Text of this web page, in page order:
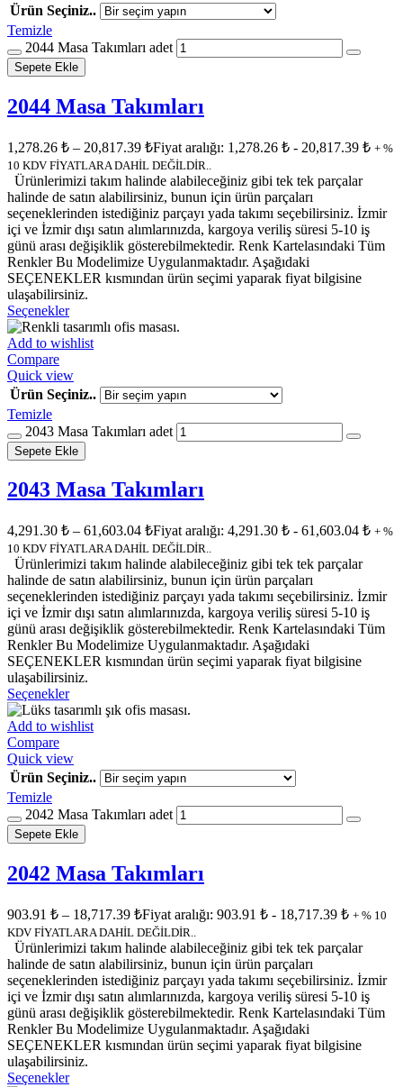
Ürün Seçiniz..
Temizle
2044 Masa Takımları adet
Sepete Ekle
2044 Masa Takımları
1,278.26 ₺ – 20,817.39 ₺Fiyat aralığı: 1,278.26 ₺ - 20,817.39 ₺ + %
10 KDV FİYATLARA DAHİL DEĞİLDİR..
Ürünlerimizi takım halinde alabileceğiniz gibi tek tek parçalar
halinde de satın alabilirsiniz, bunun için ürün parçaları
seçeneklerinden istediğiniz parçayı yada takımı seçebilirsiniz. İzmir
içi ve İzmir dışı satın alımlarınızda, kargoya veriliş süresi 5-10 iş
günü arası değişiklik gösterebilmektedir. Renk Kartelasındaki Tüm
Renkler Bu Modelimize Uygulanmaktadır. Aşağıdaki
SEÇENEKLER kısmından ürün seçimi yaparak fiyat bilgisine
ulaşabilirsiniz.
Seçenekler
Add to wishlist
Compare
Quick view
Ürün Seçiniz..
Temizle
2043 Masa Takımları adet
Sepete Ekle
2043 Masa Takımları
4,291.30 ₺ – 61,603.04 ₺Fiyat aralığı: 4,291.30 ₺ - 61,603.04 ₺ + %
10 KDV FİYATLARA DAHİL DEĞİLDİR..
Ürünlerimizi takım halinde alabileceğiniz gibi tek tek parçalar
halinde de satın alabilirsiniz, bunun için ürün parçaları
seçeneklerinden istediğiniz parçayı yada takımı seçebilirsiniz. İzmir
içi ve İzmir dışı satın alımlarınızda, kargoya veriliş süresi 5-10 iş
günü arası değişiklik gösterebilmektedir. Renk Kartelasındaki Tüm
Renkler Bu Modelimize Uygulanmaktadır. Aşağıdaki
SEÇENEKLER kısmından ürün seçimi yaparak fiyat bilgisine
ulaşabilirsiniz.
Seçenekler
Add to wishlist
Compare
Quick view
Ürün Seçiniz..
Temizle
2042 Masa Takımları adet
Sepete Ekle
2042 Masa Takımları
903.91 ₺ – 18,717.39 ₺Fiyat aralığı: 903.91 ₺ - 18,717.39 ₺ + % 10
KDV FİYATLARA DAHİL DEĞİLDİR..
Ürünlerimizi takım halinde alabileceğiniz gibi tek tek parçalar
halinde de satın alabilirsiniz, bunun için ürün parçaları
seçeneklerinden istediğiniz parçayı yada takımı seçebilirsiniz. İzmir
içi ve İzmir dışı satın alımlarınızda, kargoya veriliş süresi 5-10 iş
günü arası değişiklik gösterebilmektedir. Renk Kartelasındaki Tüm
Renkler Bu Modelimize Uygulanmaktadır. Aşağıdaki
SEÇENEKLER kısmından ürün seçimi yaparak fiyat bilgisine
ulaşabilirsiniz.
Seçenekler